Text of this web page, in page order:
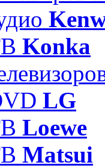
Konka
LG
Loewe
Matsui